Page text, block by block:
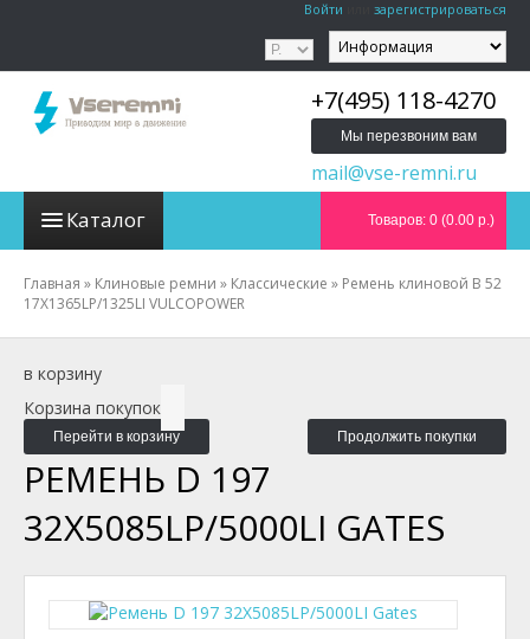
Войти зарегистрироваться
+7(495) 118-4270
Мы перезвоним вам
mail@vse-remni.ru
Каталог Товаров: 0 (0.00 р.)
Главная » Клиновые ремни » Классические » Ремень клиновой B 52
17X1365LP/1325LI VULCOPOWER
в корзину
Корзина покупок
Перейти в корзину Продолжить покупки
РЕМЕНЬ D 197
32X5085LP/5000LI GATES